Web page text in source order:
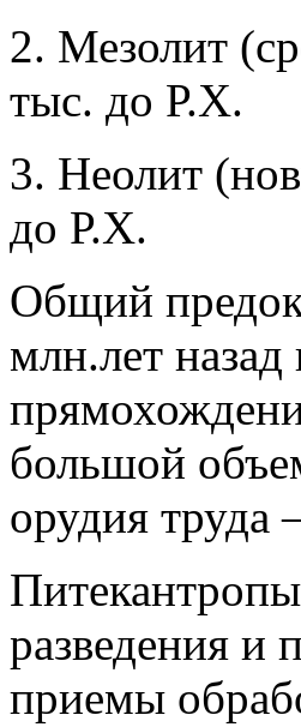
2. Мезолит
тыс. до Р.Х.
3. Неолит
до Р.Х.
Общий
млн.лет
большой
орудия труда
разведения и
приемы